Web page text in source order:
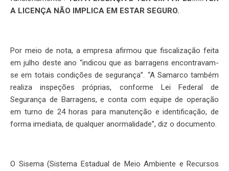
A LICENÇA NÃO IMPLICA EM ESTAR SEGURO.
Por meio de nota, a empresa afirmou que fiscalização feita
em julho deste ano “indicou que as barragens encontravam-
se em totais condições de segurança”. “A Samarco também
realiza inspeções próprias, conforme Lei Federal de
Segurança de Barragens, e conta com equipe de operação
em turno de 24 horas para manutenção e identificação, de
forma imediata, de qualquer anormalidade”, diz o documento.
O Sisema (Sistema Estadual de Meio Ambiente e Recursos